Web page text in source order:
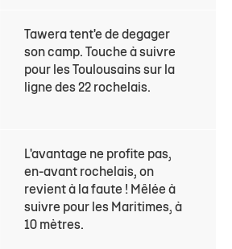
Tawera tent'e de degager
son camp. Touche à suivre
pour les Toulousains sur la
ligne des 22 rochelais.
L'avantage ne profite pas,
en-avant rochelais, on
revient à la faute ! Mêlée à
suivre pour les Maritimes, à
10 mètres.